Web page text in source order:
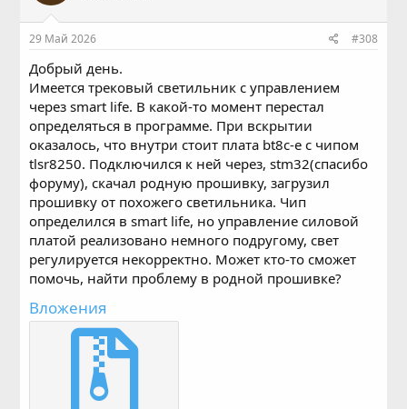
29 Май 2026 #308
Добрый день.
Имеется трековый светильник с управлением
через smart life. В какой-то момент перестал
определяться в программе. При вскрытии
оказалось, что внутри стоит плата bt8c-e с чипом
tlsr8250. Подключился к ней через, stm32(спасибо
форуму), скачал родную прошивку, загрузил
прошивку от похожего светильника. Чип
определился в smart life, но управление силовой
платой реализовано немного подругому, свет
регулируется некорректно. Может кто-то сможет
помочь, найти проблему в родной прошивке?
Вложения